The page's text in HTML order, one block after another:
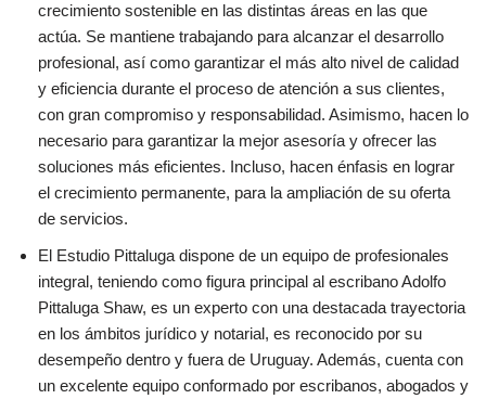
crecimiento sostenible en las distintas áreas en las que
actúa. Se mantiene trabajando para alcanzar el desarrollo
profesional, así como garantizar el más alto nivel de calidad
y eficiencia durante el proceso de atención a sus clientes,
con gran compromiso y responsabilidad. Asimismo, hacen lo
necesario para garantizar la mejor asesoría y ofrecer las
soluciones más eficientes. Incluso, hacen énfasis en lograr
el crecimiento permanente, para la ampliación de su oferta
de servicios.
El Estudio Pittaluga dispone de un equipo de profesionales
integral, teniendo como figura principal al escribano Adolfo
Pittaluga Shaw, es un experto con una destacada trayectoria
en los ámbitos jurídico y notarial, es reconocido por su
desempeño dentro y fuera de Uruguay. Además, cuenta con
un excelente equipo conformado por escribanos, abogados y